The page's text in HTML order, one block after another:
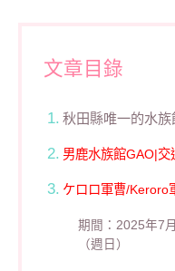
文章目錄
秋田縣唯一的水族
男鹿水族館GAO|交
ケロロ軍曹/Keroro
期間：2025年7
（週日）